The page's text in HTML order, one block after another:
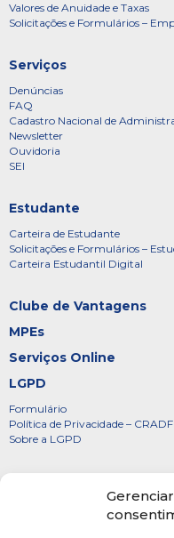
Valores de Anuidade e Taxas
Solicitações e Formulários –
Serviços
Denúncias
FAQ
Cadastro Nacional de
Newsletter
Ouvidoria
SEI
Estudante
Carteira de Estudante
Solicitações e Formulários –
Carteira Estudantil Digital
Clube de Vantagens
MPEs
Serviços Online
LGPD
Formulário
Política de Privacidade – CRADF
Sobre a LGPD